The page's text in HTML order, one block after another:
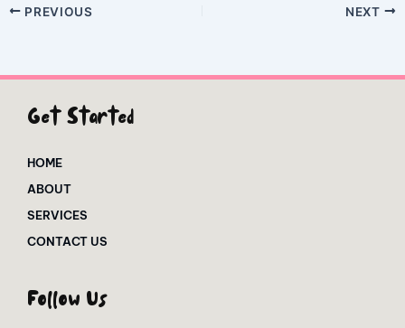
PREVIOUS NEXT
Get Started
HOME
ABOUT
SERVICES
CONTACT US
Follow Us